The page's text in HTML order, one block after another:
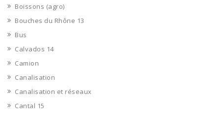
Boissons (agro)
Bouches du Rhône 13
Bus
Calvados 14
Camion
Canalisation
Canalisation et réseaux
Cantal 15